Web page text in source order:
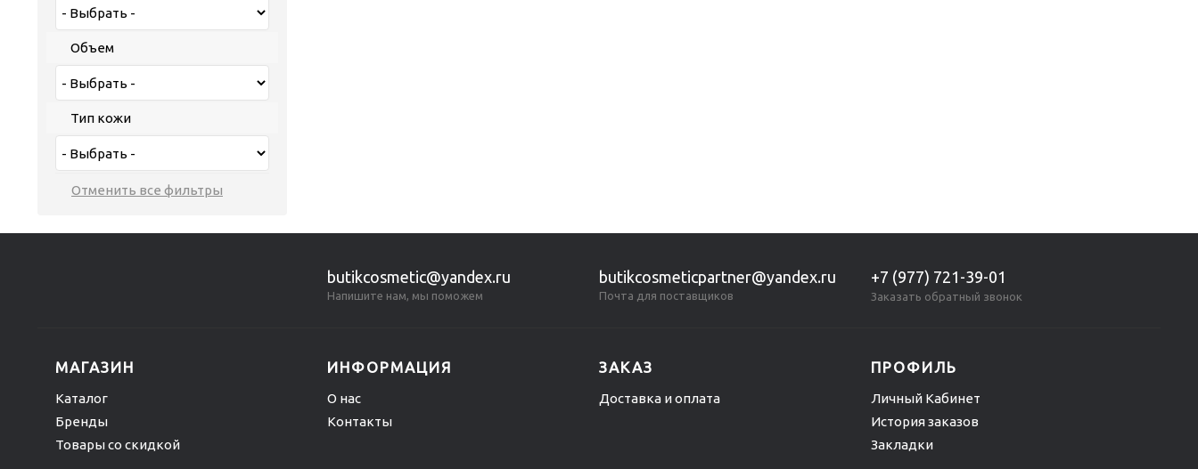
Объем
Тип кожи
butikcosmetic@yandex.ru
Напишите нам, мы поможем
butikcosmeticpartner@yandex.ru
Почта для поставщиков
+7 (977) 721-39-01
Заказать обратный звонок
МАГАЗИН
Каталог
Бренды
Товары со скидкой
ИНФОРМАЦИЯ
О нас
Контакты
ЗАКАЗ
Доставка и оплата
ПРОФИЛЬ
Личный Кабинет
История заказов
Закладки